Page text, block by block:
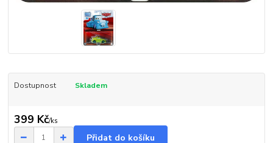
Dostupnost Skladem
399 Kč/ks
Přidat do košíku